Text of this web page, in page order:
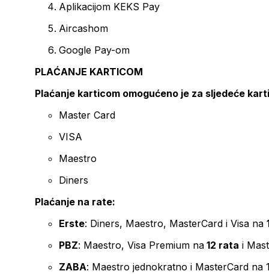
Aplikacijom KEKS Pay
Aircashom
Google Pay-om
PLAĆANJE KARTICOM
Plaćanje karticom omogućeno je za sljedeće
Master Card
VISA
Maestro
Diners
Plaćanje na rate:
Erste: Diners, Maestro, MasterCard i Visa na
PBZ: Maestro, Visa Premium na 12 rata i
ZABA: Maestro jednokratno i MasterCard na